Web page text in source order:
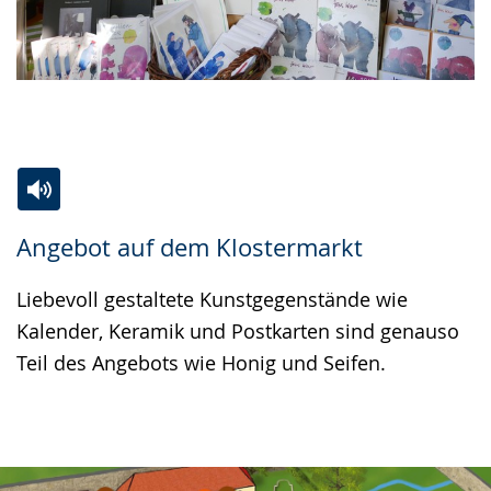
Angebot auf dem Klostermarkt
Leichten
Sprache
wechseln.
Audio-
Unterstützung.
Video
in
Deutscher
Gebärdensprache
Liebevoll gestaltete Kunstgegenstände wie
Kalender, Keramik und Postkarten sind genauso
Teil des Angebots wie Honig und Seifen.